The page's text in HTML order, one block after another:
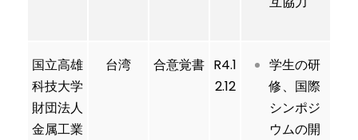
国立高雄
科技大学
財団法人
金属工業
台湾 合意覚書 R4.1
2.12
学生の研
修、国際
シンポジ
ウムの開